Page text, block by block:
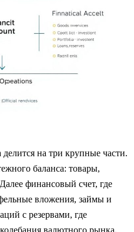
на три крупные части.
баланса: товары,
финансовый счет, где
вложения, займы и
с резервами, где
валютного рынка.